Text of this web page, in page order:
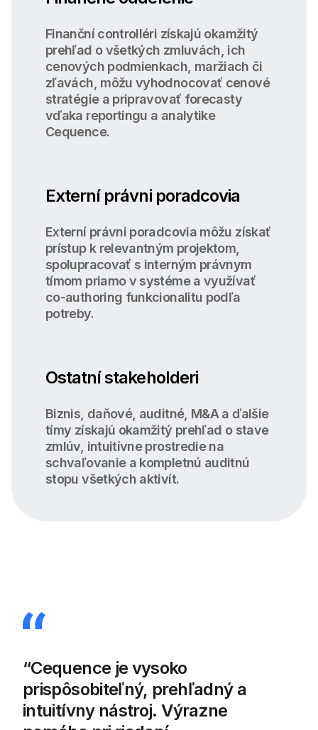
Finanční controlléri získajú okamžitý
prehľad o všetkých zmluvách, ich
cenových podmienkach, maržiach či
zľavách, môžu vyhodnocovať cenové
stratégie a pripravovať forecasty
vďaka reportingu a analytike
Cequence.
Externí právni poradcovia
Externí právni poradcovia môžu získať
prístup k relevantným projektom,
spolupracovať s interným právnym
tímom priamo v systéme a využívať
co-authoring funkcionalitu podľa
potreby.
Ostatní stakeholderi
Biznis, daňové, auditné, M&A a ďalšie
tímy získajú okamžitý prehľad o stave
zmlúv, intuitívne prostredie na
schvaľovanie a kompletnú auditnú
stopu všetkých aktivít.
Cequence je vysoko
prispôsobiteľný, prehľadný a
intuitívny nástroj. Výrazne